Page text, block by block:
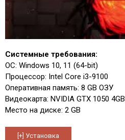
Системные требования:
ОС: Windows 10, 11 (64-bit)
Процессор: Intel Core i3-9100
Оперативная память: 8 GB ОЗУ
Видеокарта: NVIDIA GTX 1050 4GB
Место на диске: 2 GB